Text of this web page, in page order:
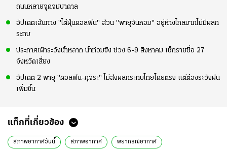
ถนนหลายจุดจมบาดาล
อัปเดตเส้นทาง "ไต้ฝุ่นดอลฟิน" ส่วน "พายุจันหอม" อยู่ห่างไกลมากไม่มีผลก
ระทบ
ประกาศเฝ้าระวังน้ำหลาก น้ำท่วมขัง ช่วง 6-9 สิงหาคม เช็กรายชื่อ 27
จังหวัดเสี่ยง
อัปเดต 2 พายุ "ดอลฟิน-คุจิระ" ไม่ส่งผลกระทบไทยโดยตรง แต่ต้องระวังฝน
เพิ่มขึ้น
แท็กที่เกี่ยวข้อง
สภาพอากาศวันนี้ สภาพอากาศ พยากรณ์อากาศ